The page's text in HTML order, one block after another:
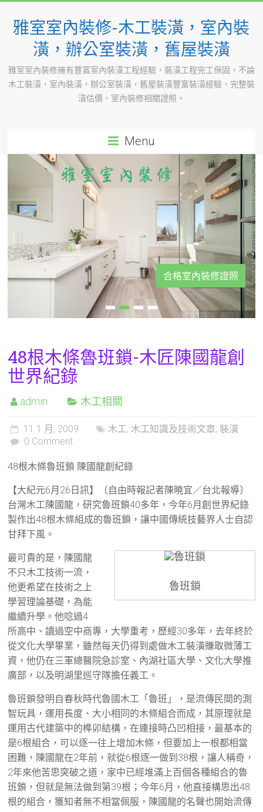
content
雅室室內裝修-木工裝潢，室內裝
潢，辦公室裝潢，舊屋裝潢
雅室室內裝修擁有豐富室內裝潢工程經驗，裝潢工程完工保固，不論
木工裝潢，室內裝潢，辦公室裝潢，舊屋裝潢豐富裝潢經驗，完整裝
潢估價，室內裝修相關證照。
Menu
合格室內裝修證照
48根木條魯班鎖-木匠陳國龍創
世界紀錄
admin 木工相關
11 1 月, 2009 木工, 木工知識及技術文章, 裝潢
0 Comment
48根木條魯班鎖 陳國龍創紀錄
【大紀元6月26日訊】〔自由時報記者陳曉宜／台北報導〕
台灣木工陳國龍，研究魯班鎖40多年，今年6月創世界紀錄
製作出48根木條組成的魯班鎖，讓中國傳統技藝界人士自認
甘拜下風。
魯班鎖
最可貴的是，陳國龍
不只木工技術一流，
他更希望在技術之上
學習理論基礎，為能
繼續升學。他唸過4
所高中、讀過空中商專，大學重考，歷經30多年，去年終於
從文化大學畢業，雖然每天仍得到處做木工裝潢賺取微薄工
資，他仍在三軍總醫院急診室、內湖社區大學、文化大學推
廣部，以及明湖里巡守隊擔任義工。
魯班鎖發明自春秋時代魯國木工「魯班」，是流傳民間的測
智玩具，運用長度、大小相同的木條組合而成，其原理就是
運用古代建築中的榫卯結構，在連接時凸凹相接，最基本的
是6根組合，可以逐一往上增加木條，但要加上一根都相當
困難，陳國龍在2年前，就從6根逐一做到38根，讓人稱奇，
2年來他苦思突破之道，家中已經堆滿上百個各種組合的魯
班鎖，但就是無法做到第39根；今年6月，他直接構思出48
根的組合，獲知者無不相當佩服，陳國龍的名聲也開始流傳